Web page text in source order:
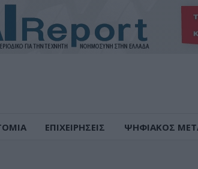
ΕΠΙΧΕΙΡΗΣΕΙΣ ΨΗΦΙΑΚΟΣ